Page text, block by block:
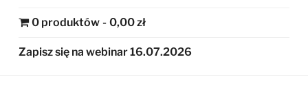
0 produktów 0,00 zł
Zapisz się na webinar 16.07.2026